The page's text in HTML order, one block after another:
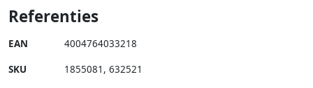
Referenties
EAN 4004764033218
SKU 1855081 , 632521